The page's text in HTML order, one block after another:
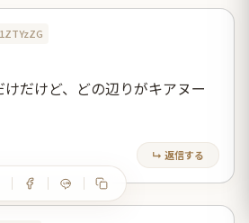
だけど、どの辺りがキアヌー
↳ 返信する